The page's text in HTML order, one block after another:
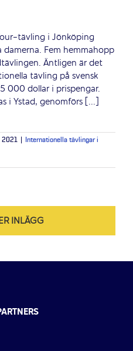
tävling i Jönköping
Fem hemmahopp
Äntligen är det
tävling på svensk
000 dollar i prispengar.
i Ystad, genomförs [...]
2021
Internationella tävlingar i
INLÄGG